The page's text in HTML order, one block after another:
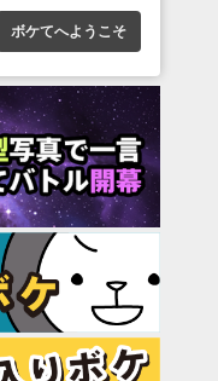
ボケてへようこそ